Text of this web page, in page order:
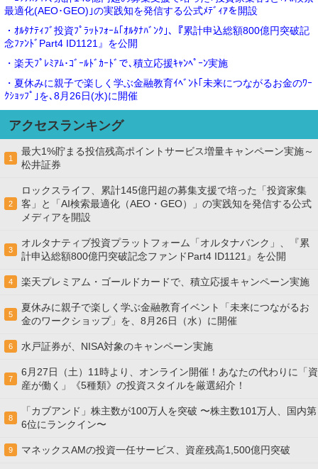
最適化(AEO･GEO)｣の実践知を発信する公式ﾒﾃﾞｨｱを開設
・ｵﾙﾀﾅﾃｨﾌﾞ投資ﾌﾟﾗｯﾄﾌｫｰﾑ｢ｵﾙﾀﾅﾊﾞﾝｸ｣､『累計申込総額800億円突破記
念ﾌｧﾝﾄﾞPart4 ID1121』を公開
・楽天ﾌﾟﾚﾐｱﾑ･ｺﾞｰﾙﾄﾞｶｰﾄﾞで､積立応援ｷｬﾝﾍﾟｰﾝ実施
・夏休みに親子で楽しく学ぶ金融教育ｲﾍﾞﾝﾄ｢未来につながるお金のﾜｰ
ｸｼｮｯﾌﾟ｣を､8月26日(水)に開催
アクセスランキング
1
最大1%貯まる投信残高ポイントサービス増量キャンペーン実施～
松井証券
2
ロックスライフ、累計145億円超の募集支援で培った「投資家集
客」と「AI検索最適化（AEO・GEO）」の実践知を発信する公式
メディアを開設
3
オルタナティブ投資プラットフォーム「オルタナバンク」、『累
計申込総額800億円突破記念ファンドPart4 ID1121』を公開
4 楽天プレミアム・ゴールドカードで、積立応援キャンペーン実施
5
夏休みに親子で楽しく学ぶ金融教育イベント「未来につながるお
金のワークショップ」を、8月26日（水）に開催
6 水戸証券が、NISA対象のキャンペーン実施
7
6月27日（土）11時より、オンライン開催！あなたの代わりに「資
産が働く」《5種類》の投資スタイルを厳選紹介！
8
「カブアンド」株主数が100万人を突破 〜株主数101万人、国内第
6位にランクイン〜
9 マネックスAMの投資一任サービス、資産残高1,500億円突破